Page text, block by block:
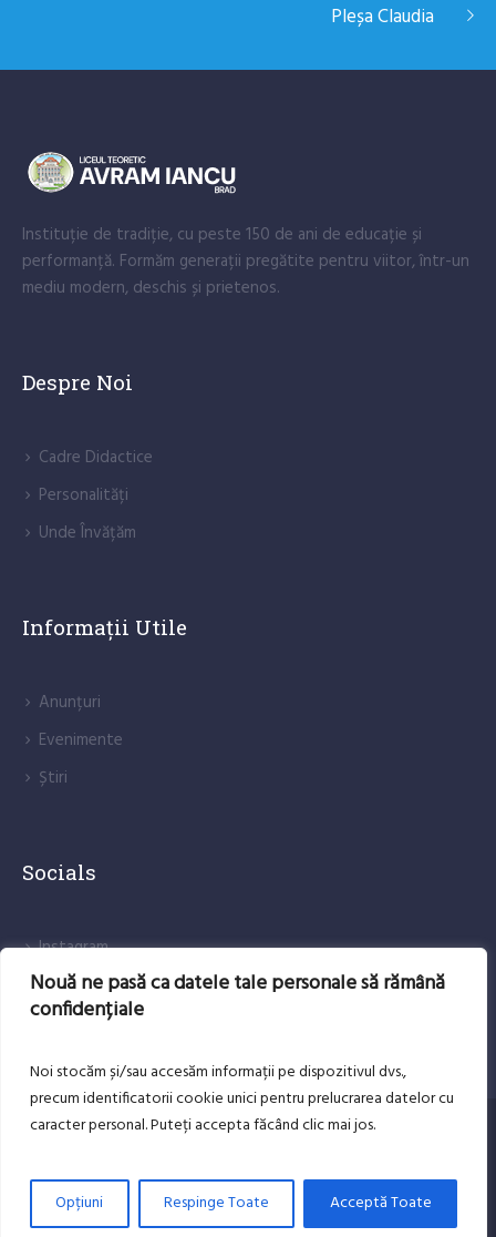
Nouă ne pasă ca datele tale personale să rămână
confidențiale
Noi stocăm și/sau accesăm informații pe dispozitivul dvs.,
precum identificatorii cookie unici pentru prelucrarea datelor cu
caracter personal. Puteți accepta făcând clic mai jos.
Opțiuni Respinge Toate Acceptă Toate
Pleșa Claudia
Instituție de tradiție, cu peste 150 de ani de educație și
performanță. Formăm generații pregătite pentru viitor, într-un
mediu modern, deschis și prietenos.
Despre Noi
Cadre Didactice
Personalități
Unde Învățăm
Informații Utile
Anunțuri
Evenimente
Știri
Socials
lnstagram
Facebook
Copyright Andrei Benea-LTAI Brad © 2025 . All rights
reserved